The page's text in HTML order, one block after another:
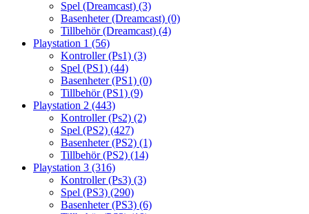
Spel (Dreamcast) (3)
Basenheter (Dreamcast) (0)
Tillbehör (Dreamcast) (4)
Playstation 1 (56)
Kontroller (Ps1) (3)
Spel (PS1) (44)
Basenheter (PS1) (0)
Tillbehör (PS1) (9)
Playstation 2 (443)
Kontroller (Ps2) (2)
Spel (PS2) (427)
Basenheter (PS2) (1)
Tillbehör (PS2) (14)
Playstation 3 (316)
Kontroller (Ps3) (3)
Spel (PS3) (290)
Basenheter (PS3) (6)